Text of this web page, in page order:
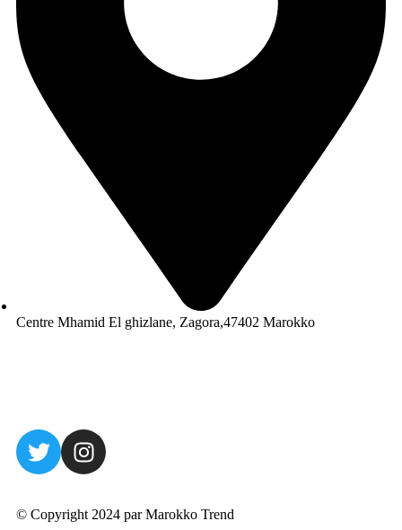
Centre Mhamid El ghizlane, Zagora,47402 Marokko
© Copyright 2024 par Marokko Trend